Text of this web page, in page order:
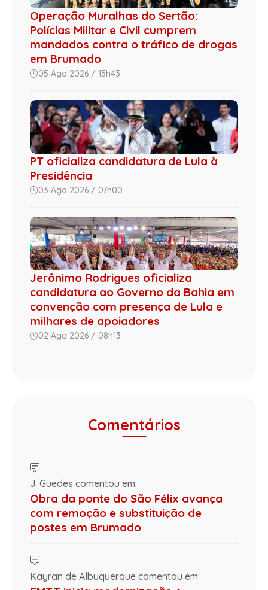
Operação Muralhas do Sertão:
Polícias Militar e Civil cumprem
mandados contra o tráfico de drogas
em Brumado
05 Ago 2026 / 15h43
PT oficializa candidatura de Lula à
Presidência
03 Ago 2026 / 07h00
Jerônimo Rodrigues oficializa
candidatura ao Governo da Bahia em
convenção com presença de Lula e
milhares de apoiadores
02 Ago 2026 / 08h13
Comentários
J. Guedes comentou em:
Obra da ponte do São Félix avança
com remoção e substituição de
postes em Brumado
Kayran de Albuquerque comentou em: